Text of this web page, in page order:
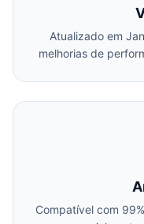
Atualizado em
melhorias de
Compatível com